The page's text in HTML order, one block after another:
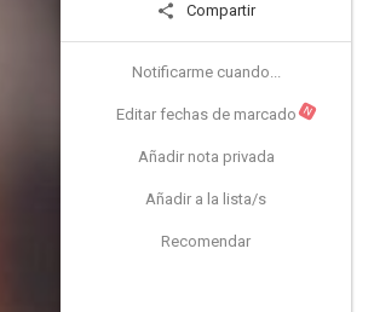
Compartir
Notificarme cuando...
Editar fechas de marcado N
Añadir nota privada
Añadir a la lista/s
Recomendar